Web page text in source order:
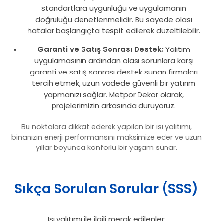
standartlara uygunluğu ve uygulamanın
doğruluğu denetlenmelidir. Bu sayede olası
hatalar başlangıçta tespit edilerek düzeltilebilir.
Garanti ve Satış Sonrası Destek: Yalıtım
uygulamasının ardından olası sorunlara karşı
garanti ve satış sonrası destek sunan firmaları
tercih etmek, uzun vadede güvenli bir yatırım
yapmanızı sağlar. Metpor Dekor olarak,
projelerimizin arkasında duruyoruz.
Bu noktalara dikkat ederek yapılan bir ısı yalıtımı,
binanızın enerji performansını maksimize eder ve uzun
yıllar boyunca konforlu bir yaşam sunar.
Sıkça Sorulan Sorular (SSS)
Isı yalıtımı ile ilgili merak edilenler: